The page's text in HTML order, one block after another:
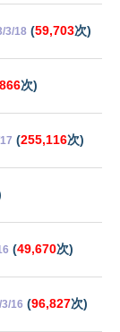
3/18 (59,703次)
次)
(255,116次)
(49,670次)
16 (96,827次)